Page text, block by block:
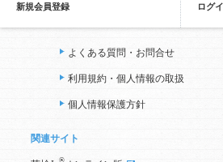
新規会員登録 ログ
よくある質問・お問合せ
利用規約・個人情報の取扱
個人情報保護方針
関連サイト